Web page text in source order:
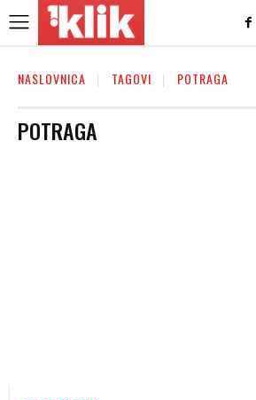
NASLOVNICA TAGOVI POTRAGA
POTRAGA